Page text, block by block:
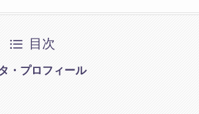
目次
・プロフィール